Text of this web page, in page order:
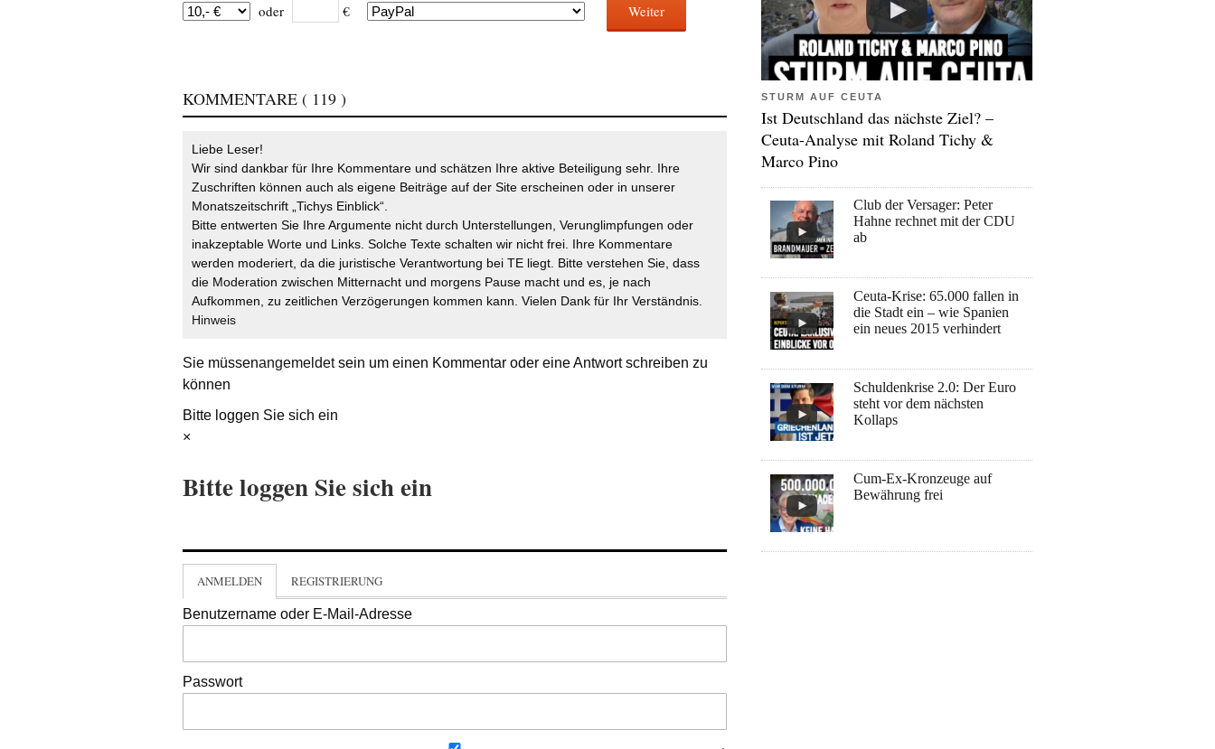
oder € Weiter
KOMMENTARE ( 119 )
Liebe Leser!
Wir sind dankbar für Ihre Kommentare und schätzen Ihre aktive Beteiligung sehr. Ihre
Zuschriften können auch als eigene Beiträge auf der Site erscheinen oder in unserer
Monatszeitschrift „Tichys Einblick“.
Bitte entwerten Sie Ihre Argumente nicht durch Unterstellungen, Verunglimpfungen oder
inakzeptable Worte und Links. Solche Texte schalten wir nicht frei. Ihre Kommentare
werden moderiert, da die juristische Verantwortung bei TE liegt. Bitte verstehen Sie, dass
die Moderation zwischen Mitternacht und morgens Pause macht und es, je nach
Aufkommen, zu zeitlichen Verzögerungen kommen kann. Vielen Dank für Ihr Verständnis.
Hinweis
Sie müssenangemeldetsein um einen Kommentar oder eine Antwort schreiben zu
können
Bitte loggen Sie sich ein
×
Bitte loggen Sie sich ein
ANMELDEN REGISTRIERUNG
Benutzername oder E-Mail-Adresse
Passwort
STURM AUF CEUTA
Ist Deutschland das nächste Ziel? –
Ceuta-Analyse mit Roland Tichy &
Marco Pino
Club der Versager: Peter
Hahne rechnet mit der CDU
ab
Ceuta-Krise: 65.000 fallen in
die Stadt ein – wie Spanien
ein neues 2015 verhindert
Schuldenkrise 2.0: Der Euro
steht vor dem nächsten
Kollaps
Cum-Ex-Kronzeuge auf
Bewährung frei